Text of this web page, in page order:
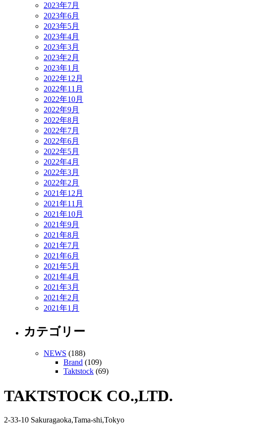
2023年7月
2023年6月
2023年5月
2023年4月
2023年3月
2023年2月
2023年1月
2022年12月
2022年11月
2022年10月
2022年9月
2022年8月
2022年7月
2022年6月
2022年5月
2022年4月
2022年3月
2022年2月
2021年12月
2021年11月
2021年10月
2021年9月
2021年8月
2021年7月
2021年6月
2021年5月
2021年4月
2021年3月
2021年2月
2021年1月
カテゴリー
NEWS (188)
Brand (109)
Taktstock (69)
TAKTSTOCK CO.,LTD.
2-33-10 Sakuragaoka,Tama-shi,Tokyo